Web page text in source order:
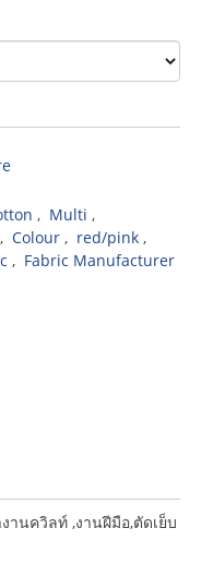
, Multi ,
, Colour , red/pink ,
, Fabric Manufacturer
านควิลท์ ,งานฝีมือ,ตัดเย็บ